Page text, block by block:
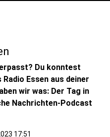
Du konntest
Essen aus deiner
wir was: Der Tag in
Nachrichten-Podcast
17:51